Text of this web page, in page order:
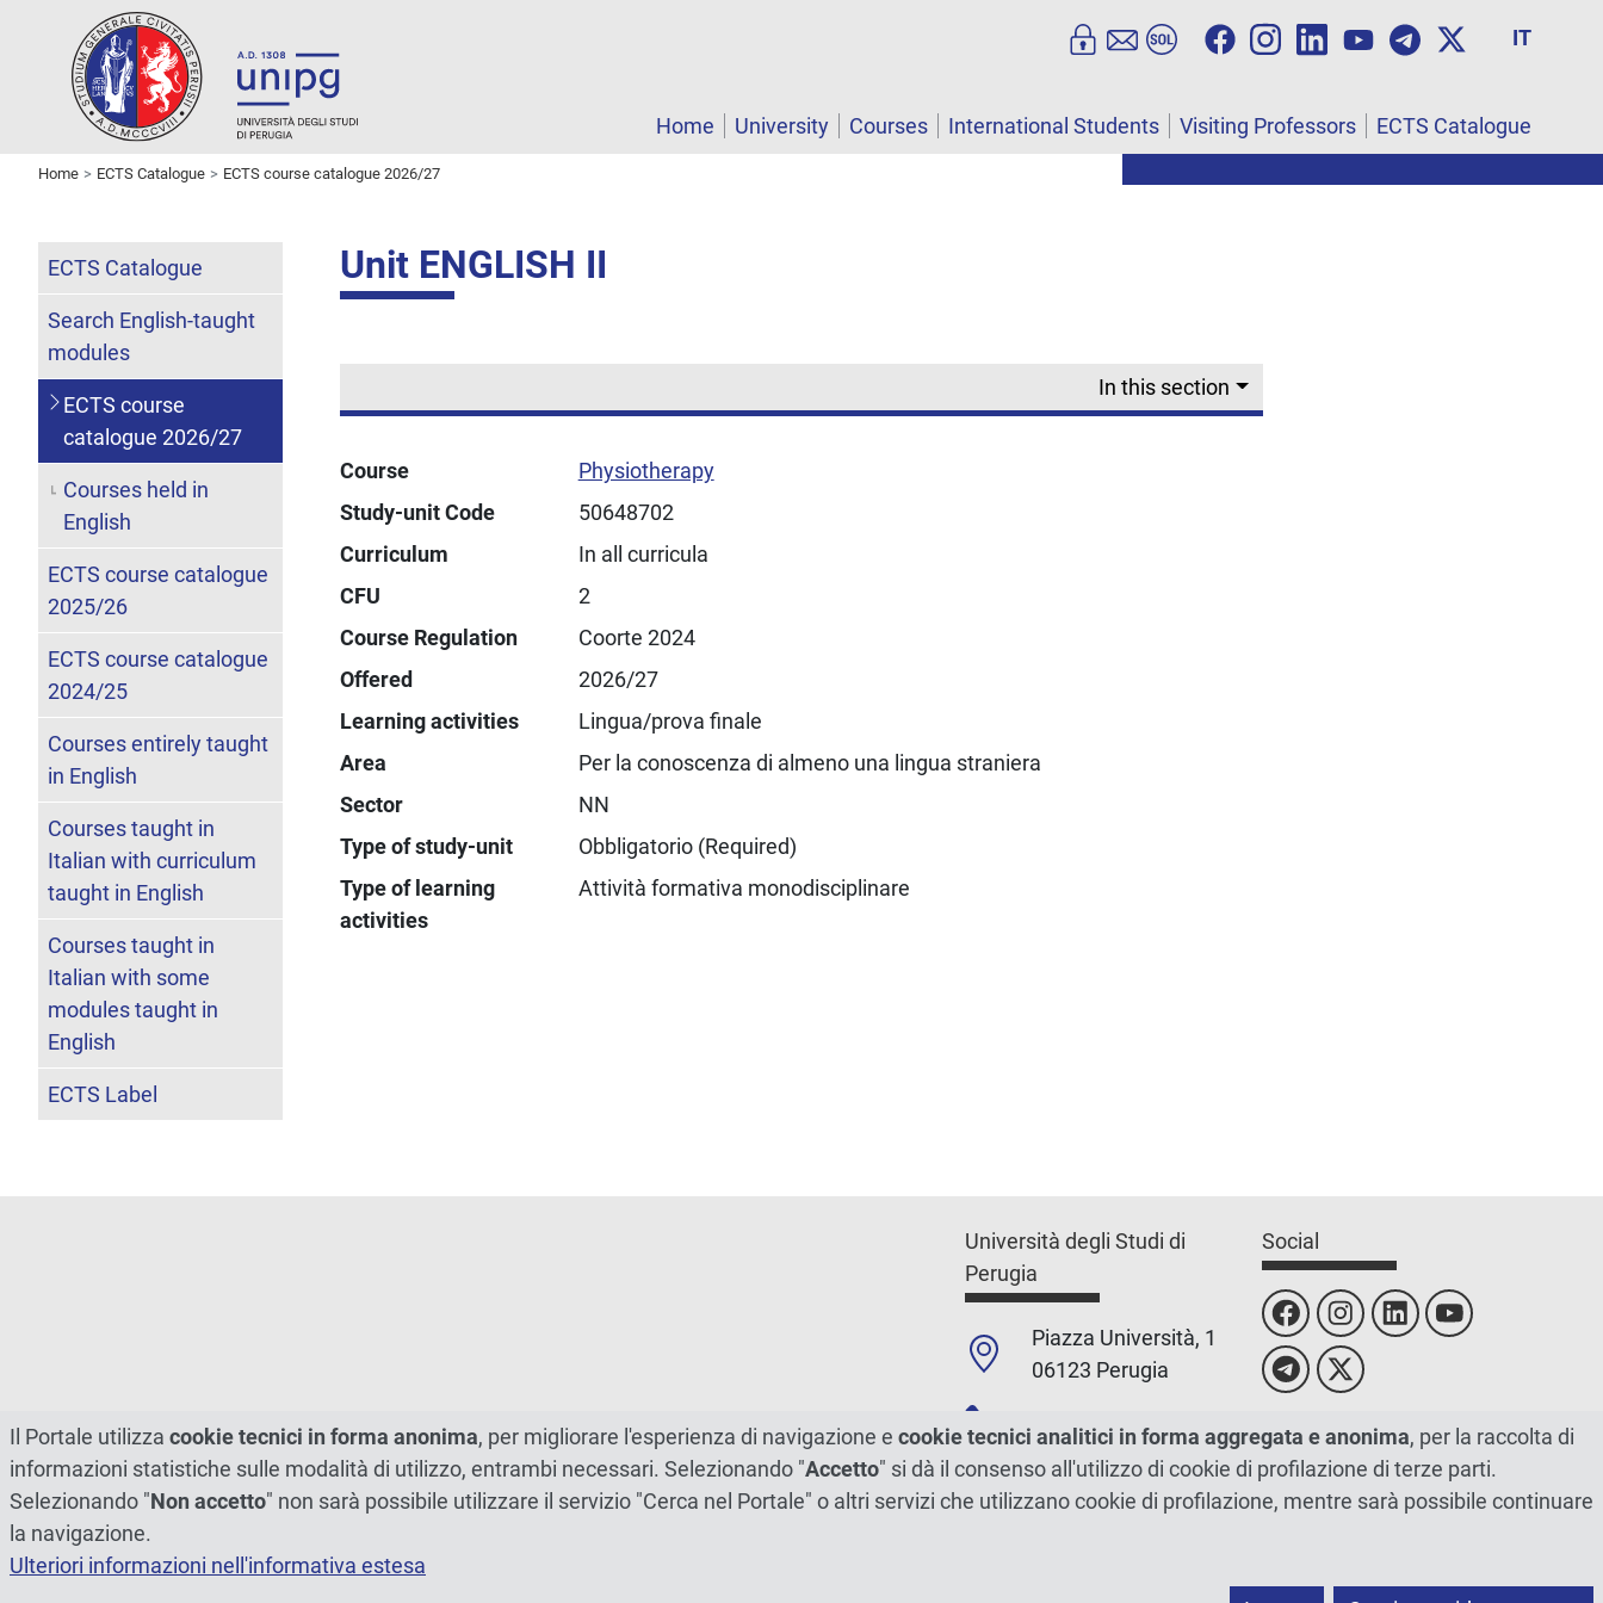
IT
Home University Courses International Students Visiting Professors ECTS Catalogue
Home ECTS Catalogue ECTS course catalogue 2026/27
Unit ENGLISH II
In this section
Course
Physiotherapy
Study-unit Code
50648702
Curriculum
In all curricula
CFU
2
Course Regulation
Coorte 2024
Offered
2026/27
Learning activities
Lingua/prova finale
Area
Per la conoscenza di almeno una lingua straniera
Sector
NN
Type of study-unit
Obbligatorio (Required)
Type of learning
activities
Attività formativa monodisciplinare
ECTS Catalogue
Search English-taught
modules
ECTS course
catalogue 2026/27
Courses held in
English
ECTS course catalogue
2025/26
ECTS course catalogue
2024/25
Courses entirely taught
in English
Courses taught in
Italian with curriculum
taught in English
Courses taught in
Italian with some
modules taught in
English
ECTS Label
Università degli Studi di
Perugia
Piazza Università, 1
06123 Perugia
+39 0755851
C.F./P.Iva 00448820548
Social
Il Portale utilizza cookie tecnici in forma anonima, per migliorare l'esperienza di navigazione e cookie tecnici analitici in forma aggregata e anonima, per la raccolta di
informazioni statistiche sulle modalità di utilizzo, entrambi necessari. Selezionando "Accetto" si dà il consenso all'utilizzo di cookie di profilazione di terze parti.
Selezionando "Non accetto" non sarà possibile utilizzare il servizio "Cerca nel Portale" o altri servizi che utilizzano cookie di profilazione, mentre sarà possibile continuare
la navigazione.
Ulteriori informazioni nell'informativa estesa